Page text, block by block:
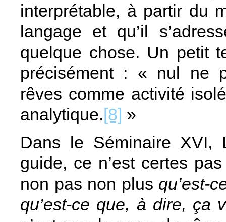
interprétable, à partir du
langage et qu’il
quelque chose. Un petit
précisément : « nul ne
rêves comme activité
analytique.[8] »
Dans le Séminaire
guide, ce n’est certes
non pas non plus qu’est-
qu’est-ce que, à dire, ça